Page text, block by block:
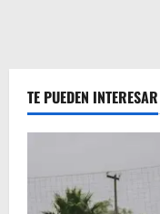
TE PUEDEN INTERESAR